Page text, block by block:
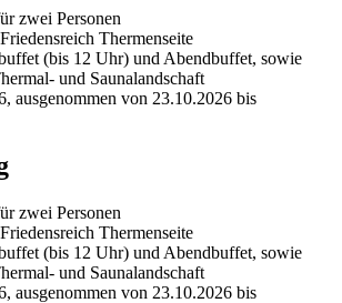
zwei Personen
Thermenseite
(bis 12 Uhr) und Abendbuffet, sowie
und Saunalandschaft
ausgenommen von 23.10.2026 bis
zwei Personen
Thermenseite
(bis 12 Uhr) und Abendbuffet, sowie
und Saunalandschaft
ausgenommen von 23.10.2026 bis